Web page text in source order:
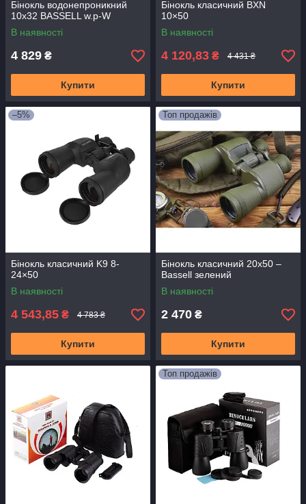
Бінокль водонепроникний
10x32 BASSELL w.p-W
В наявності
4 829 ₴
Купити
Бінокль класичний BXN
10×50
В наявності
4 120,83 ₴ 4 431 ₴
Купити
–5%
Бінокль класичний K9 8-
24×50
В наявності
4 543,85 ₴ 4 783 ₴
Купити
Топ продажів
Бінокль класичний 20x50 –
Bassell зелений
В наявності
2 470 ₴
Купити
Топ продажів